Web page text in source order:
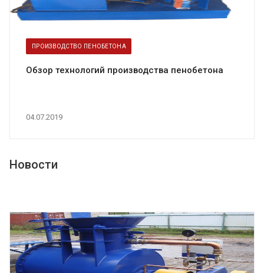
04.07.2019
ПРОИЗВОДСТВО ПЕНОБЕТОНА
Обзор технологий производства пенобетона
Новости